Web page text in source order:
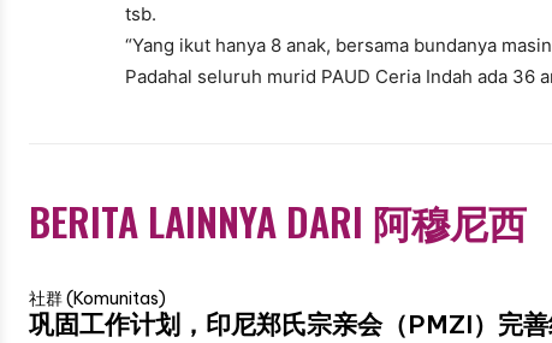
tsb.
“Yang ikut hanya 8 anak, bersama bundanya
Padahal seluruh murid PAUD Ceria Indah ada 36
BERITA LAINNYA DARI 阿穆尼西
社群 (Komunitas)
巩固工作计划，印尼郑氏宗亲会（PMZI）完